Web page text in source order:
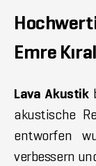
Emre
Lava Akustik
akustische
entworfen
verbessern